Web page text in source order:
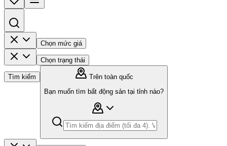
Chọn mức giá
Chọn trạng thái
Tìm kiếm
Trên toàn quốc
Bạn muốn tìm bất động sản tại tỉnh nào?